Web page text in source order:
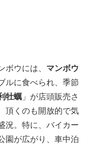
ボウには、 マンボウ
ルに食べられ、季節
牡蠣 」が店頭販売さ
頂くのも開放的で気
況。特に、バイカー
園が広がり、車中泊